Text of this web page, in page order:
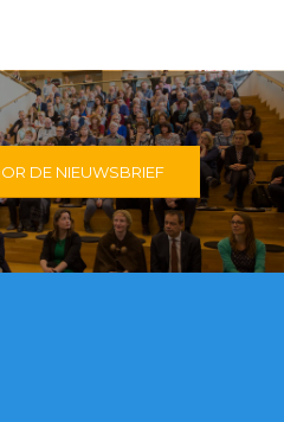
DE NIEUWSBRIEF